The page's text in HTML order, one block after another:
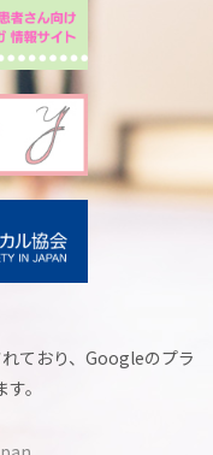
ており、Googleのプラ
。